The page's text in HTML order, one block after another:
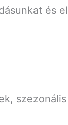
és